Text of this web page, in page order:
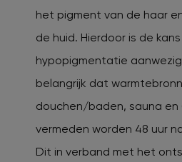
het pigment van de haar
de huid. Hierdoor is de
hypopigmentatie
belangrijk dat
douchen/baden, sauna en
vermeden worden 48 uur
Dit in verband met het